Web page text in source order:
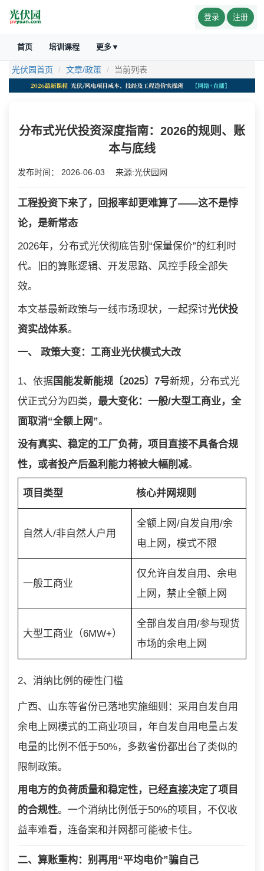
登录 | 注册
首页 培训课程 更多▼
光伏园首页 文章/政策 当前列表
分布式光伏投资深度指南：2026的规则、账
本与底线
发布时间： 2026-06-03 来源:光伏园网
工程投资下来了，回报率却更难算了——这不是悖
论，是新常态
2026年，分布式光伏彻底告别“保量保价”的红利时
代。旧的算账逻辑、开发思路、风控手段全部失
效。
本文基最新政策与一线市场现状，一起探讨光伏投
资实战体系。
一、 政策大变：工商业光伏模式大改
1、依据国能发新能规〔2025〕7号新规，分布式光
伏正式分为四类， 最大变化：一般/大型工商业，全
面取消“全额上网”。
没有真实、稳定的工厂负荷，项目直接不具备合规
性，或者投产后盈利能力将被大幅削减。
项目类型 核心并网规则
自然人/非自然人户用
全额上网/自发自用/余
电上网，模式不限
一般工商业
仅允许自发自用、余电
上网，禁止全额上网
大型工商业（6MW+）
全部自发自用/参与现货
市场的余电上网
2、消纳比例的硬性门槛
广西、山东等省份已落地实施细则：采用自发自用
余电上网模式的工商业项目，年自发自用电量占发
电量的比例不低于50%，多数省份都出台了类似的
限制政策。
用电方的负荷质量和稳定性，已经直接决定了项目
的合规性。一个消纳比例低于50%的项目，不仅收
益率难看，连备案和并网都可能被卡住。
二、算账重构：别再用“平均电价”骗自己